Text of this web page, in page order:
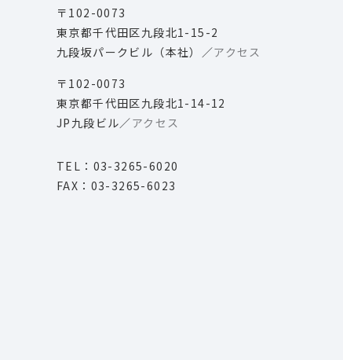
〒102-0073
東京都千代田区九段北1-15-2
九段坂パークビル（本社）／アクセス
〒102-0073
東京都千代田区九段北1-14-12
JP九段ビル／アクセス
TEL：03-3265-6020
FAX：03-3265-6023